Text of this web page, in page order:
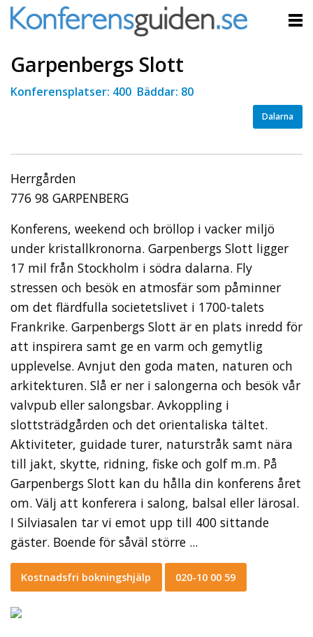
Garpenbergs Slott
Konferensplatser: 400 Bäddar: 80
Dalarna
Herrgården
776 98 GARPENBERG
Konferens, weekend och bröllop i vacker miljö
under kristallkronorna. Garpenbergs Slott ligger
17 mil från Stockholm i södra dalarna. Fly
stressen och besök en atmosfär som påminner
om det flärdfulla societetslivet i 1700-talets
Frankrike. Garpenbergs Slott är en plats inredd för
att inspirera samt ge en varm och gemytlig
upplevelse. Avnjut den goda maten, naturen och
arkitekturen. Slå er ner i salongerna och besök vår
valvpub eller salongsbar. Avkoppling i
slottsträdgården och det orientaliska tältet.
Aktiviteter, guidade turer, naturstråk samt nära
till jakt, skytte, ridning, fiske och golf m.m. På
Garpenbergs Slott kan du hålla din konferens året
om. Välj att konferera i salong, balsal eller lärosal.
I Silviasalen tar vi emot upp till 400 sittande
gäster. Boende för såväl större ...
Kostnadsfri bokningshjälp 020-10 00 59